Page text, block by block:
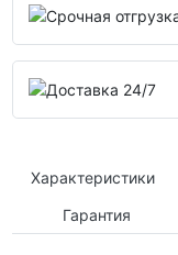
Характеристики
Гарантия